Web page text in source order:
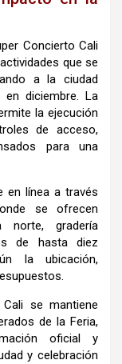
Concierto Cali
que se
a la ciudad
diciembre. La
la ejecución
de acceso,
para una
en línea a través
se ofrecen
norte, gradería
de hasta diez
la ubicación,
se mantiene
de la Feria,
oficial y
y celebración